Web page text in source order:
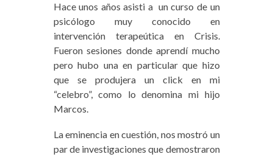
Hace unos años asisti a un curso de un
psicólogo muy conocido en
intervención terapeútica en Crisis.
Fueron sesiones donde aprendí mucho
pero hubo una en particular que hizo
que se produjera un click en mi
“celebro”, como lo denomina mi hijo
Marcos.
La eminencia en cuestión, nos mostró un
par de investigaciones que demostraron